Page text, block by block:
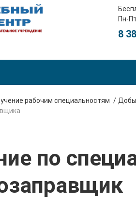
Пн-
8
рабочим специальностям
по